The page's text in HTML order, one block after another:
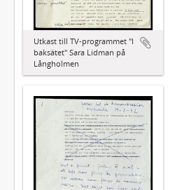
Utkast till TV-programmet "I
baksätet" Sara Lidman på
Långholmen